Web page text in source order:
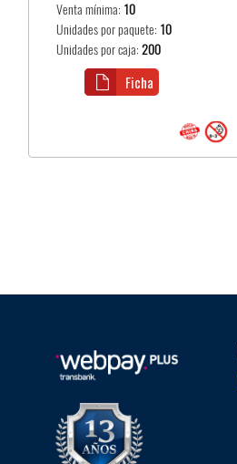
Venta mínima: 10
Unidades por paquete: 10
Unidades por caja:200
Ficha